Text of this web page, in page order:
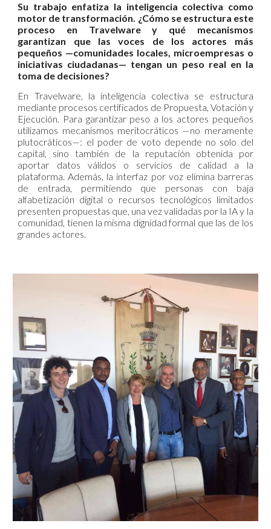
Su trabajo enfatiza la inteligencia colectiva como
motor de transformación. ¿Cómo se estructura este
proceso en Travelware y qué mecanismos
garantizan que las voces de los actores más
pequeños —comunidades locales, microempresas o
iniciativas ciudadanas— tengan un peso real en la
toma de decisiones?
En Travelware, la inteligencia colectiva se estructura
mediante procesos certificados de Propuesta, Votación y
Ejecución. Para garantizar peso a los actores pequeños
utilizamos mecanismos meritocráticos —no meramente
plutocráticos—: el poder de voto depende no solo del
capital, sino también de la reputación obtenida por
aportar datos válidos o servicios de calidad a la
plataforma. Además, la interfaz por voz elimina barreras
de entrada, permitiendo que personas con baja
alfabetización digital o recursos tecnológicos limitados
presenten propuestas que, una vez validadas por la IA y la
comunidad, tienen la misma dignidad formal que las de los
grandes actores.